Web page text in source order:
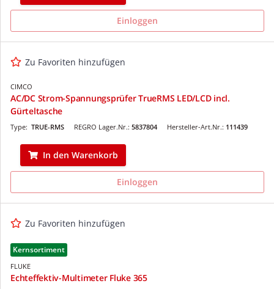
Einloggen
Zu Favoriten hinzufügen
CIMCO
AC/DC Strom-Spannungsprüfer TrueRMS LED/LCD incl.
Gürteltasche
REGRO Lager.Nr.: 5837804
Type: TRUE-RMS Hersteller-Art.Nr.: 111439
In den Warenkorb
Einloggen
Zu Favoriten hinzufügen
Kernsortiment
FLUKE
Echteffektiv-Multimeter Fluke 365